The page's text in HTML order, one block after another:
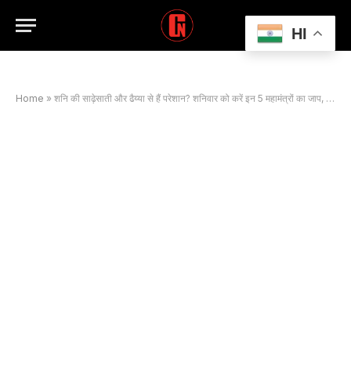
Home » शनि की साढ़ेसाती और ढैय्या से हैं परेशान? शनिवार को करें इन 5 महामंत्रों का जाप, तुरंत मिलेगी राहत
HI